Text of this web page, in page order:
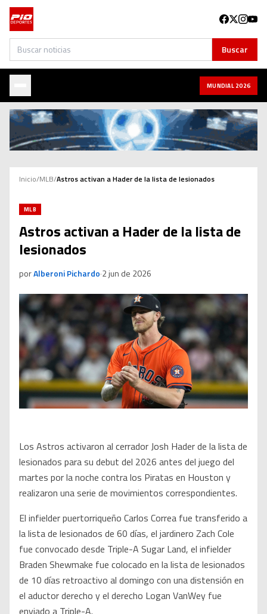
Buscar Buscar
MUNDIAL 2026
Inicio/MLB/Astros activan a Hader de la lista de lesionados
MLB
Astros activan a Hader de la lista de
lesionados
porAlberoni Pichardo·2 jun de 2026
Los Astros activaron al cerrador Josh Hader de la lista de
lesionados para su debut del 2026 antes del juego del
martes por la noche contra los Piratas en Houston y
realizaron una serie de movimientos correspondientes.
El infielder puertorriqueño Carlos Correa fue transferido a
la lista de lesionados de 60 días, el jardinero Zach Cole
fue convocado desde Triple-A Sugar Land, el infielder
Braden Shewmake fue colocado en la lista de lesionados
de 10 días retroactivo al domingo con una distensión en
el aductor derecho y el derecho Logan VanWey fue